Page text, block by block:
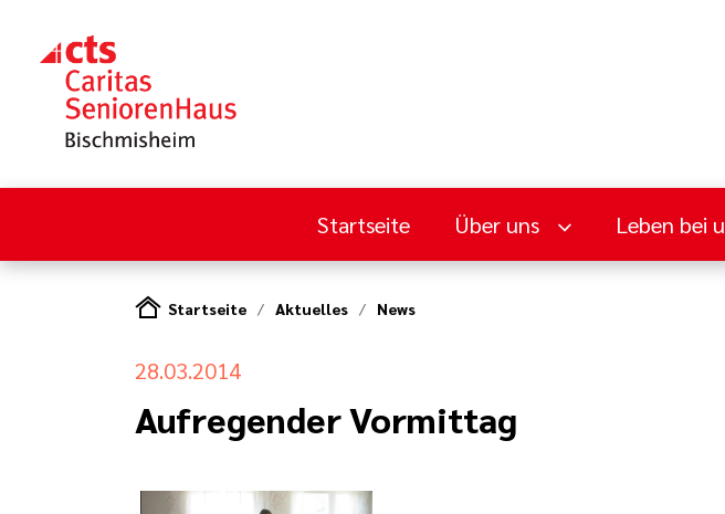
Startseite Über uns Leben bei
Startseite Aktuelles News
28.03.2014
Aufregender Vormittag